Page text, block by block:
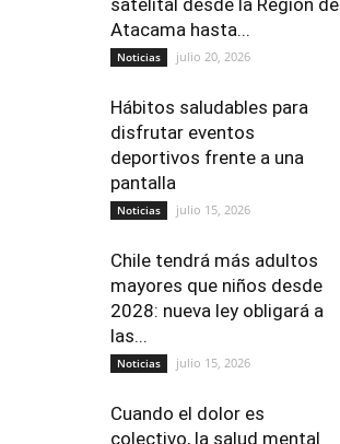
satelital desde la Región de
Atacama hasta...
Noticias julio 20, 2026
Hábitos saludables para
disfrutar eventos
deportivos frente a una
pantalla
Noticias julio 15, 2026
Chile tendrá más adultos
mayores que niños desde
2028: nueva ley obligará a
las...
Noticias julio 15, 2026
Cuando el dolor es
colectivo, la salud mental